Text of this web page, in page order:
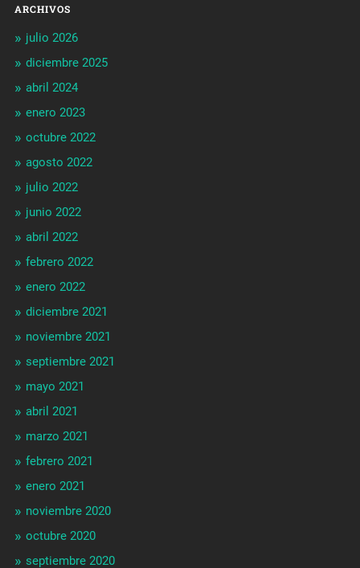
ARCHIVOS
julio 2026
diciembre 2025
abril 2024
enero 2023
octubre 2022
agosto 2022
julio 2022
junio 2022
abril 2022
febrero 2022
enero 2022
diciembre 2021
noviembre 2021
septiembre 2021
mayo 2021
abril 2021
marzo 2021
febrero 2021
enero 2021
noviembre 2020
octubre 2020
septiembre 2020